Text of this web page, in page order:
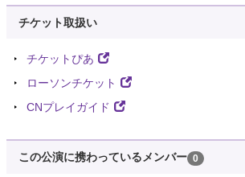
チケット取扱い
チケットぴあ
ローソンチケット
CNプレイガイド
この公演に携わっているメンバー 0